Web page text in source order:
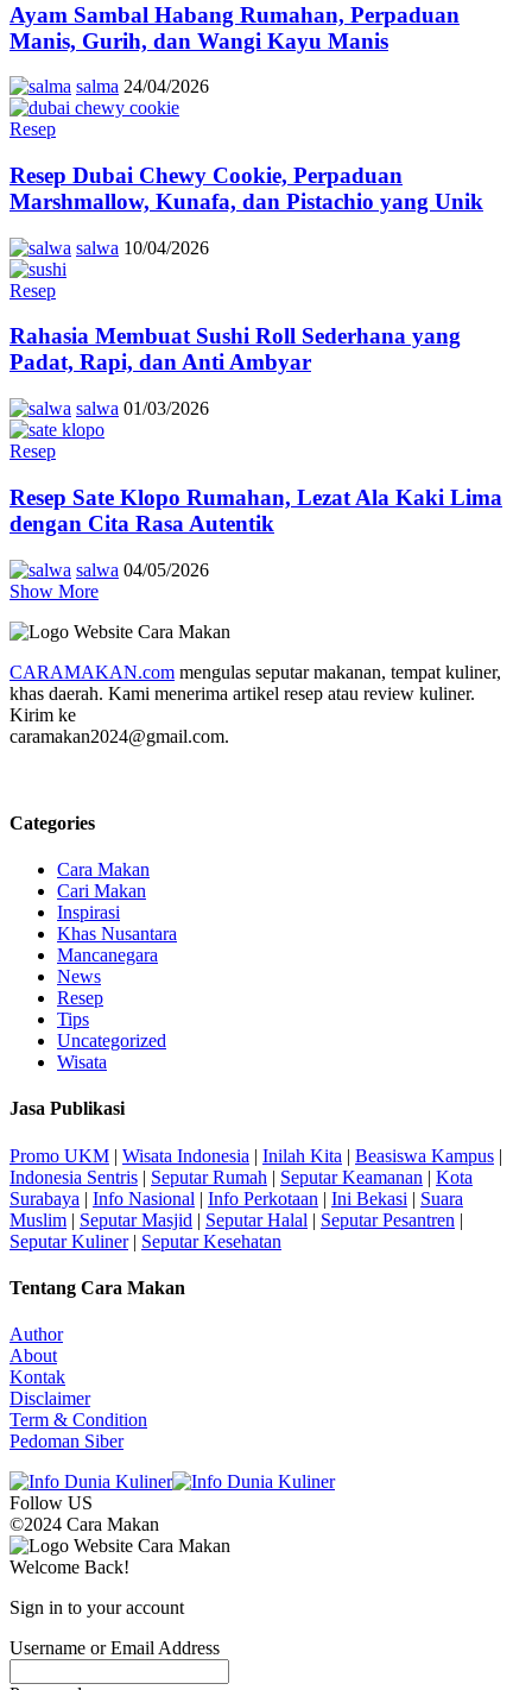
Ayam Sambal Habang Rumahan, Perpaduan
Manis, Gurih, dan Wangi Kayu Manis
salma 24/04/2026
Resep
Resep Dubai Chewy Cookie, Perpaduan
Marshmallow, Kunafa, dan Pistachio yang Unik
salwa 10/04/2026
Resep
Rahasia Membuat Sushi Roll Sederhana yang
Padat, Rapi, dan Anti Ambyar
salwa 01/03/2026
Resep
Resep Sate Klopo Rumahan, Lezat Ala Kaki Lima
dengan Cita Rasa Autentik
salwa 04/05/2026
Show More
CARAMAKAN.com mengulas seputar makanan, tempat kuliner,
khas daerah. Kami menerima artikel resep atau review kuliner.
Kirim ke
caramakan2024@gmail.com.
Categories
Cara Makan
Cari Makan
Inspirasi
Khas Nusantara
Mancanegara
News
Resep
Tips
Uncategorized
Wisata
Jasa Publikasi
Promo UKM | Wisata Indonesia | Inilah Kita | Beasiswa Kampus |
Indonesia Sentris | Seputar Rumah | Seputar Keamanan | Kota
Surabaya | Info Nasional | Info Perkotaan | Ini Bekasi | Suara
Muslim | Seputar Masjid | Seputar Halal | Seputar Pesantren |
Seputar Kuliner| Seputar Kesehatan
Tentang Cara Makan
Author
About
Kontak
Disclaimer
Term & Condition
Pedoman Siber
Follow US
©2024 Cara Makan
Welcome Back!
Sign in to your account
Username or Email Address